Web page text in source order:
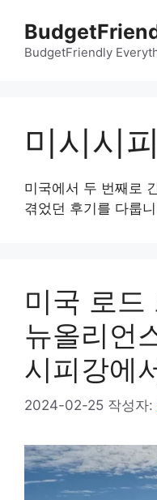
BudgetFriendly
미시시
미국에서 두 번째로
겪었던 후기를 다룹
미국 로드
뉴올리언
시피강에
2024-02-25 작성자: